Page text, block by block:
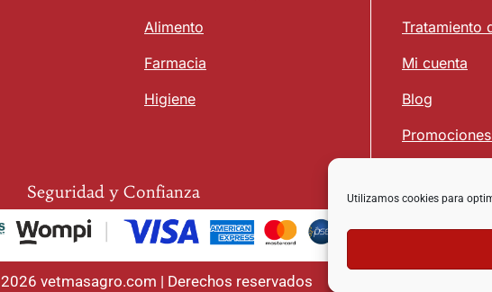
Utilizamos cookies para
Alimento
Farmacia
Higiene
Tratamiento
Mi cuenta
Blog
Seguridad y Confianza
vetmasagro.com | Derechos reservados